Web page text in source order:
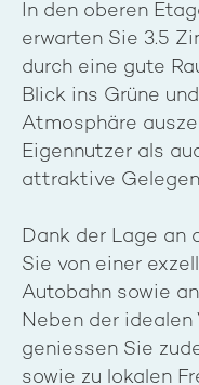
In den oberen
erwarten Sie 3.5
durch eine gute
Blick ins Grüne
Atmosphäre
Eigennutzer als
attraktive
Dank der Lage an
Sie von einer
Autobahn sowie
Neben der idealen
geniessen Sie
sowie zu lokalen